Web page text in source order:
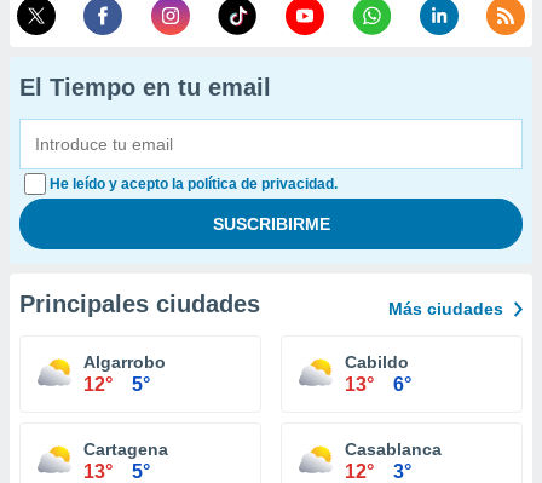
El Tiempo en tu email
He leído y acepto la política de privacidad.
Principales ciudades Más ciudades
Algarrobo
12° 5°
Cabildo
13° 6°
Cartagena
13° 5°
Casablanca
12° 3°